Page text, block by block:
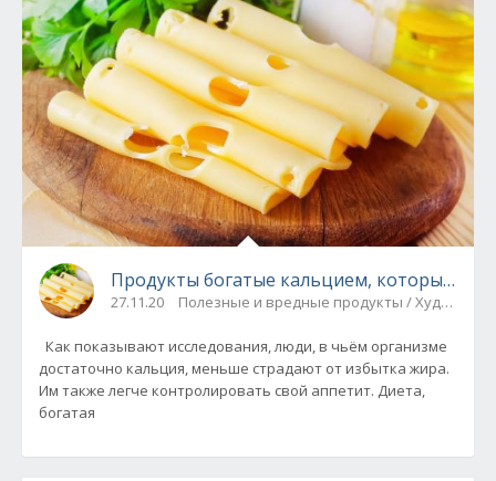
Продукты богатые кальцием, которые
27.11.20 Полезные и вредные продукты / Худеем!
Как показывают исследования, люди, в чьём организме
достаточно кальция, меньше страдают от избытка жира.
Им также легче контролировать свой аппетит. Диета,
богатая